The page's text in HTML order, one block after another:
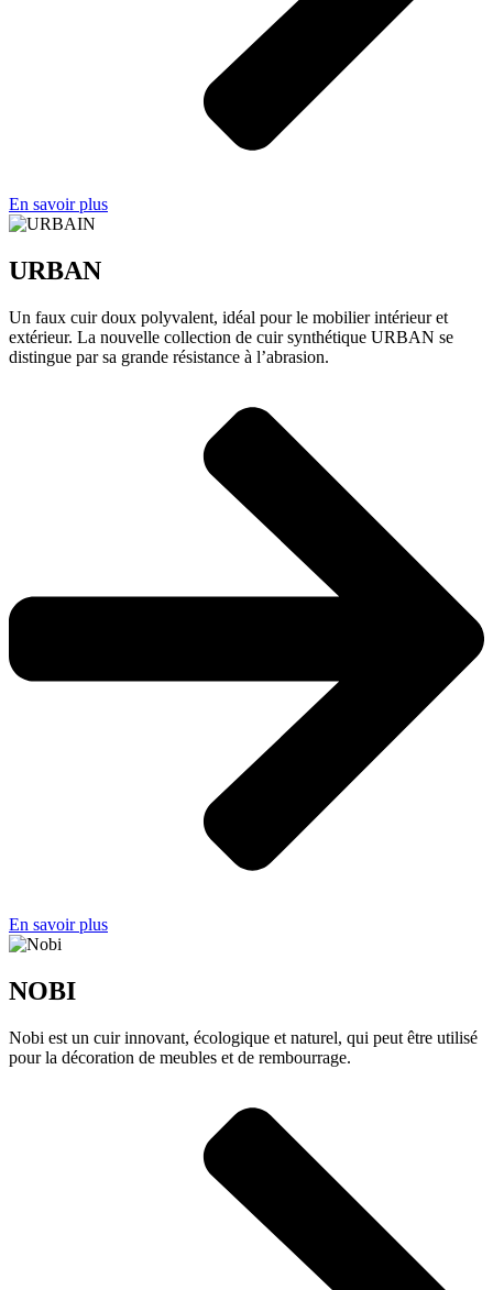
En savoir plus
URBAN
Un faux cuir doux polyvalent, idéal pour le mobilier intérieur et
extérieur. La nouvelle collection de cuir synthétique URBAN se
distingue par sa grande résistance à l’abrasion.
En savoir plus
NOBI
Nobi est un cuir innovant, écologique et naturel, qui peut être utilisé
pour la décoration de meubles et de rembourrage.